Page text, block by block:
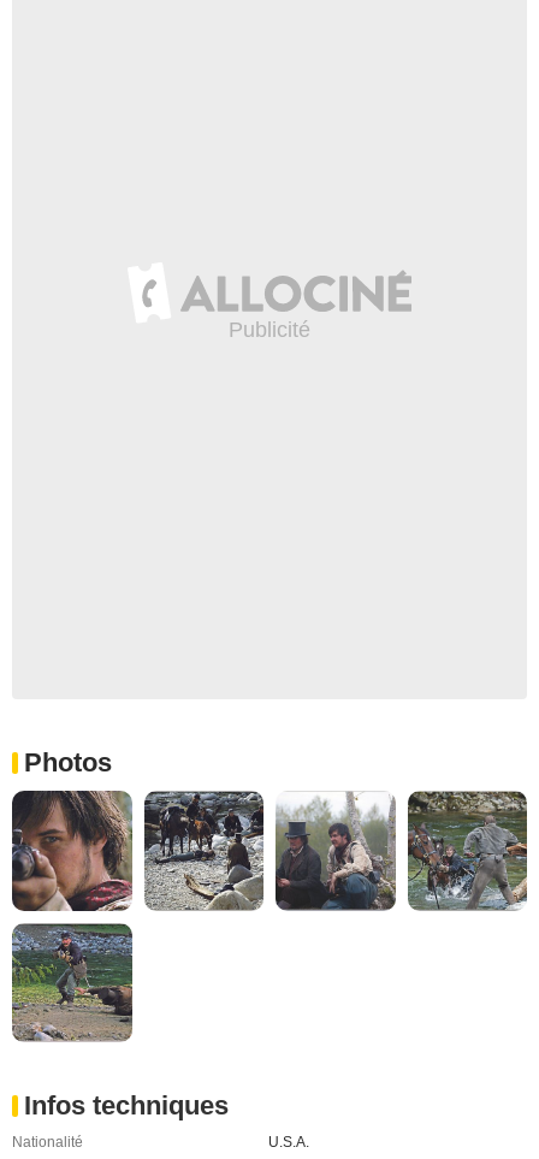
Photos
Infos techniques
Nationalité
U.S.A.